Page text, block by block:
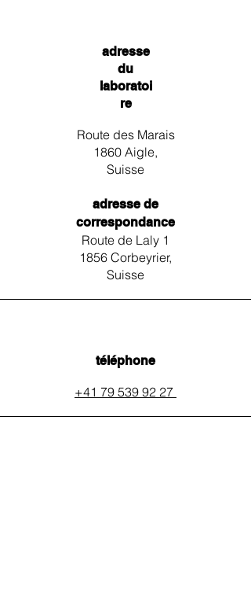
adresse
du
laboratoi
re
Route des Marais
1860 Aigle,
Suisse
adresse de
correspondance
Route de Laly 1
1856 Corbeyrier,
Suisse
téléphone
+41 79 539 92 27